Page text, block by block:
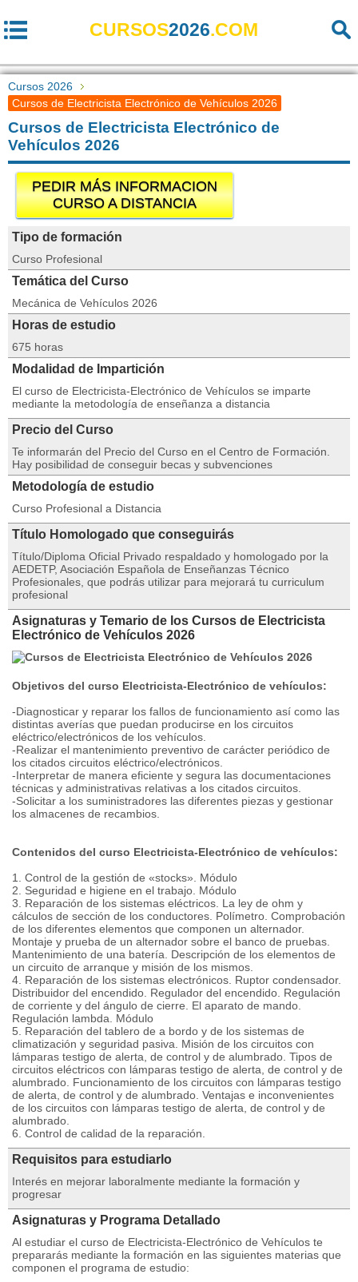
CURSOS2026.COM
Cursos 2026
Cursos de Electricista Electrónico de Vehículos 2026
Cursos de Electricista Electrónico de
Vehículos 2026
PEDIR MÁS INFORMACION
CURSO A DISTANCIA
Tipo de formación
Curso Profesional
Temática del Curso
Mecánica de Vehículos 2026
Horas de estudio
675 horas
Modalidad de Impartición
El curso de Electricista-Electrónico de Vehículos se imparte
mediante la metodología de enseñanza a distancia
Precio del Curso
Te informarán del Precio del Curso en el Centro de Formación.
Hay posibilidad de conseguir becas y subvenciones
Metodología de estudio
Curso Profesional a Distancia
Título Homologado que conseguirás
Título/Diploma Oficial Privado respaldado y homologado por la
AEDETP, Asociación Española de Enseñanzas Técnico
Profesionales, que podrás utilizar para mejorará tu curriculum
profesional
Asignaturas y Temario de los Cursos de Electricista
Electrónico de Vehículos 2026
Objetivos del curso Electricista-Electrónico de vehículos:
-Diagnosticar y reparar los fallos de funcionamiento así como las
distintas averías que puedan producirse en los circuitos
eléctrico/electrónicos de los vehículos.
-Realizar el mantenimiento preventivo de carácter periódico de
los citados circuitos eléctrico/electrónicos.
-Interpretar de manera eficiente y segura las documentaciones
técnicas y administrativas relativas a los citados circuitos.
-Solicitar a los suministradores las diferentes piezas y gestionar
los almacenes de recambios.
Contenidos del curso Electricista-Electrónico de vehículos:
1. Control de la gestión de «stocks». Módulo
2. Seguridad e higiene en el trabajo. Módulo
3. Reparación de los sistemas eléctricos. La ley de ohm y
cálculos de sección de los conductores. Polímetro. Comprobación
de los diferentes elementos que componen un alternador.
Montaje y prueba de un alternador sobre el banco de pruebas.
Mantenimiento de una batería. Descripción de los elementos de
un circuito de arranque y misión de los mismos.
4. Reparación de los sistemas electrónicos. Ruptor condensador.
Distribuidor del encendido. Regulador del encendido. Regulación
de corriente y del ángulo de cierre. El aparato de mando.
Regulación lambda. Módulo
5. Reparación del tablero de a bordo y de los sistemas de
climatización y seguridad pasiva. Misión de los circuitos con
lámparas testigo de alerta, de control y de alumbrado. Tipos de
circuitos eléctricos con lámparas testigo de alerta, de control y de
alumbrado. Funcionamiento de los circuitos con lámparas testigo
de alerta, de control y de alumbrado. Ventajas e inconvenientes
de los circuitos con lámparas testigo de alerta, de control y de
alumbrado.
6. Control de calidad de la reparación.
Requisitos para estudiarlo
Interés en mejorar laboralmente mediante la formación y
progresar
Asignaturas y Programa Detallado
Al estudiar el curso de Electricista-Electrónico de Vehículos te
prepararás mediante la formación en las siguientes materias que
componen el programa de estudio: